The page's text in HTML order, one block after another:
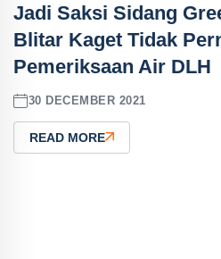
Jadi Saksi Sidang
Blitar Kaget Tidak
Pemeriksaan Air DLH
30 DECEMBER 2021
READ MORE